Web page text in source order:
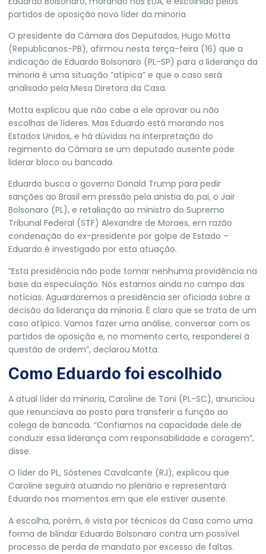
partidos de oposição novo líder da minoria
O presidente da Câmara dos Deputados, Hugo Motta
(Republicanos-PB), afirmou nesta terça-feira (16) que a
indicação de Eduardo Bolsonaro (PL-SP) para a liderança da
minoria é uma situação “atípica” e que o caso será
analisado pela Mesa Diretora da Casa.
Motta explicou que não cabe a ele aprovar ou não
escolhas de líderes. Mas Eduardo está morando nos
Estados Unidos, e há dúvidas na interpretação do
regimento da Câmara se um deputado ausente pode
liderar bloco ou bancada.
Eduardo busca o governo Donald Trump para pedir
sanções ao Brasil em pressão pela anistia do pai, o Jair
Bolsonaro (PL), e retaliação ao ministro do Supremo
Tribunal Federal (STF) Alexandre de Moraes, em razão
condenação do ex-presidente por golpe de Estado –
Eduardo é investigado por esta atuação.
“Esta presidência não pode tomar nenhuma providência na
base da especulação. Nós estamos ainda no campo das
notícias. Aguardaremos a presidência ser oficiada sobre a
decisão da liderança da minoria. É claro que se trata de um
caso atípico. Vamos fazer uma análise, conversar com os
partidos de oposição e, no momento certo, responderei à
questão de ordem”, declarou Motta.
Como Eduardo foi escolhido
A atual líder da minoria, Caroline de Toni (PL-SC), anunciou
que renunciava ao posto para transferir a função ao
colega de bancada. “Confiamos na capacidade dele de
conduzir essa liderança com responsabilidade e coragem”,
disse.
O líder do PL, Sóstenes Cavalcante (RJ), explicou que
Caroline seguirá atuando no plenário e representará
Eduardo nos momentos em que ele estiver ausente.
A escolha, porém, é vista por técnicos da Casa como uma
forma de blindar Eduardo Bolsonaro contra um possível
processo de perda de mandato por excesso de faltas.